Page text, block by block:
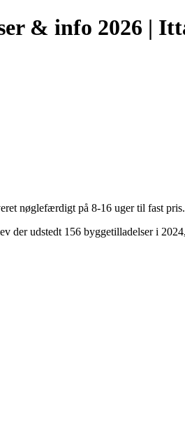
& info 2026 |
nøglefærdigt på 8-16 uger til fast pris.
der udstedt 156 byggetilladelser i